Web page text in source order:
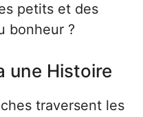
petits et des
bonheur ?
une Histoire
traversent les